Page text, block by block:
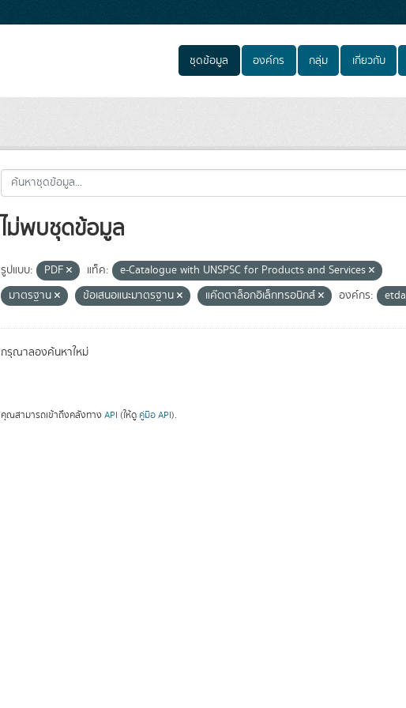
ชุดข้อมูล องค์กร กลุ่ม เกี่ยวกับ
ไม่พบชุดข้อมูล
รูปแบบ: PDF แท็ค:
e-Catalogue with UNSPSC for Products and Services
มาตรฐาน
ข้อเสนอแนะมาตรฐาน แค๊ตตาล็อกอิเล็กทรอนิกส์ องค์กร: etda
กรุณาลองค้นหาใหม่
คุณสามารถเข้าถึงคลังทาง API (ให้ดู คู่มือ API).